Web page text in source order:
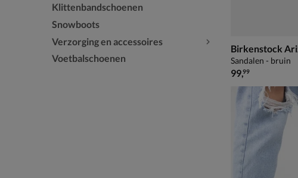
Klittenbandschoenen
Snowboots
Verzorging en accessoires
Voetbalschoenen
Birkenstock
Sandalen - bruin
€ 99,99
99,99